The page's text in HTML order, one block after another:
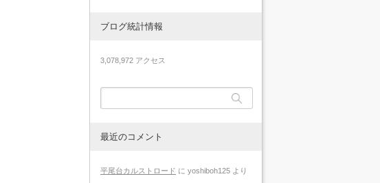
ブログ統計情報
3,078,972 アクセス
最近のコメント
平尾台カルストロード に yoshiboh125 より